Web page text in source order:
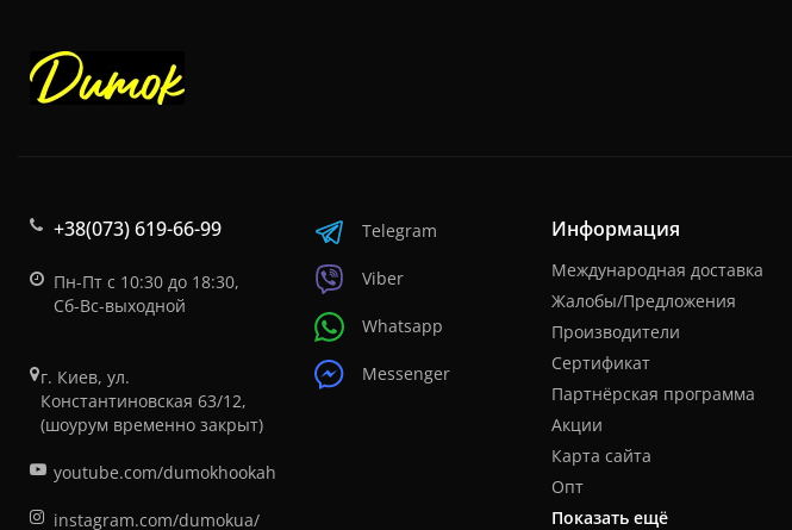
+38(073) 619-66-99
Пн-Пт с 10:30 до 18:30,
Сб-Вс-выходной
г. Киев, ул.
Константиновская 63/12,
(шоурум временно закрыт)
youtube.com/dumokhookah
instagram.com/dumokua/
Telegram
Viber
Whatsapp
Messenger
Информация
Международная доставка
Жалобы/Предложения
Производители
Сертификат
Партнёрская программа
Акции
Карта сайта
Опт
Показать ещё